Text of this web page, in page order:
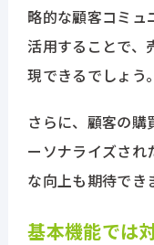
略的な顧客コミュ
活用することで、
現できるでしょう。
さらに、顧客の購
ーソナライズされ
な向上も期待でき
基本機能では